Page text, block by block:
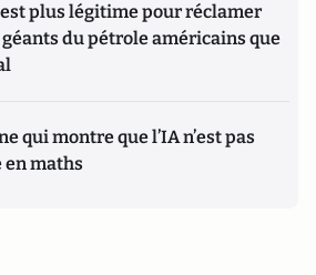
plus légitime pour réclamer
du pétrole américains que
qui montre que l’IA n’est pas
en maths